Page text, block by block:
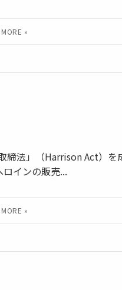
法」（Harrison Act）を
インの販売...